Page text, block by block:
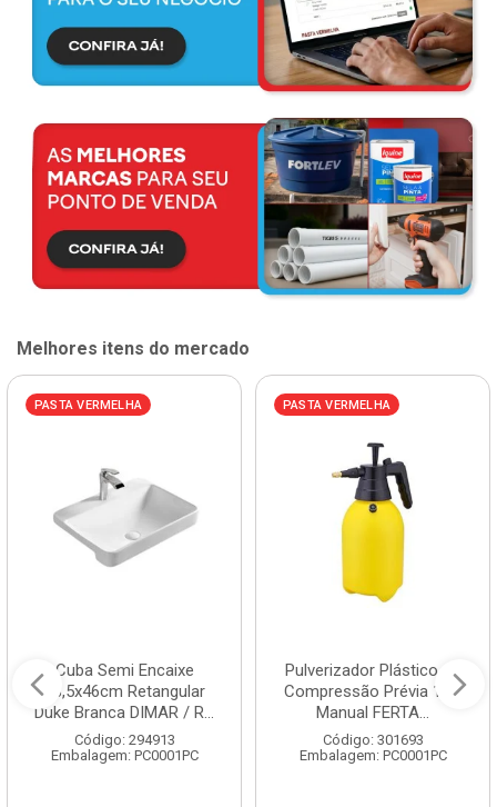
Melhores itens do mercado
PASTA VERMELHA
Cuba Semi Encaixe
58,5x46cm Retangular
Duke Branca DIMAR / R...
Código: 294913
Embalagem: PC0001PC
PASTA VERMELHA
Pulverizador Plástico de
Compressão Prévia 1,5L
Manual FERTA...
Código: 301693
Embalagem: PC0001PC